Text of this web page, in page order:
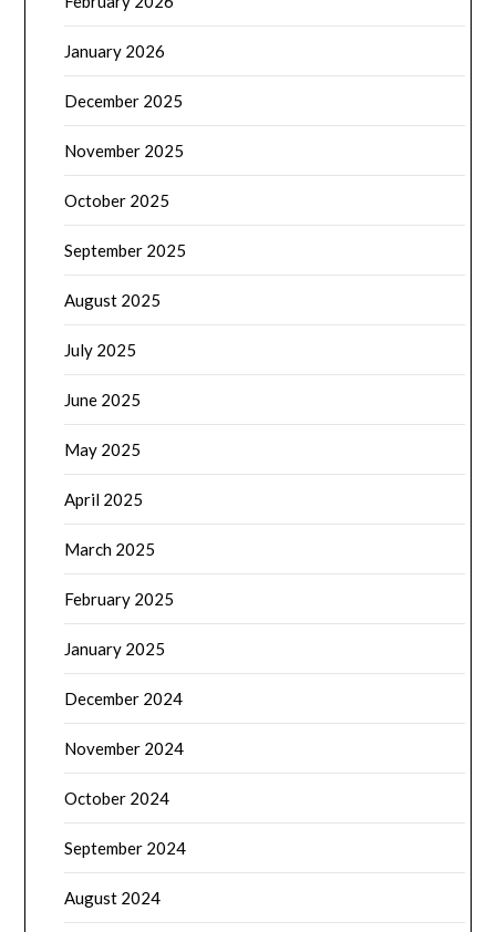
January 2026
December 2025
November 2025
October 2025
September 2025
August 2025
July 2025
June 2025
May 2025
April 2025
March 2025
February 2025
January 2025
December 2024
November 2024
October 2024
September 2024
August 2024